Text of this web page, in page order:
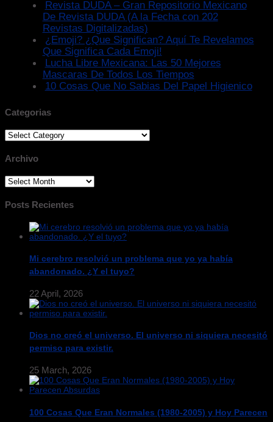
Revista DUDA – Gran Repositorio Mexicano
De Revista DUDA (A la Fecha con 202
Revistas Digitalizadas)
¿Emoji? ¿Que Significan? Aquí Te Revelamos
Que Significa Cada Emoji!
Lucha Libre Mexicana: Las 50 Mejores
Mascaras De Todos Los Tiempos
10 Cosas Que No Sabias Del Papel Higienico
Categorias
Categorias
Archivo
Archivo
Posts Recientes
Mi cerebro resolvió un problema que yo ya había
abandonado. ¿Y el tuyo?
22 April, 2026
Dios no creó el universo. El universo ni siquiera necesitó
permiso para existir.
25 March, 2026
100 Cosas Que Eran Normales (1980-2005) y Hoy Parecen